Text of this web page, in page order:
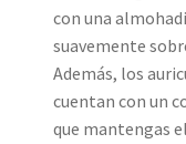
con una
suavemente
Además, los
cuentan con un
que mantengas